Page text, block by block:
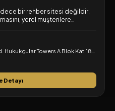
bir rehber sitesi değildir.
yerel müşterilere
kullanıcılarla etkileşim
daha planlı hale getirmesini
platformudur.
Detayı